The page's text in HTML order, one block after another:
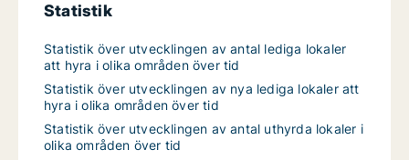
Statistik
Statistik över utvecklingen av antal lediga lokaler
att hyra i olika områden över tid
Statistik över utvecklingen av nya lediga lokaler att
hyra i olika områden över tid
Statistik över utvecklingen av antal uthyrda lokaler i
olika områden över tid